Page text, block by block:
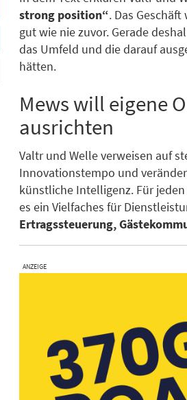
strong position“. Das
gut wie nie zuvor. Gerade
das Umfeld und die darauf
hätten.
Mews will eigene
ausrichten
Valtr und Welle verweisen auf
Innovationstempo und
künstliche Intelligenz. Für
es ein Vielfaches für
Ertragssteuerung,
ANZEIGE